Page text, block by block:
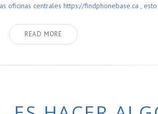
centrales https://findphonebase.ca ,
READ MORE